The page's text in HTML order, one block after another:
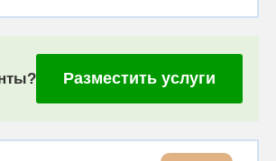
Разместить услуги